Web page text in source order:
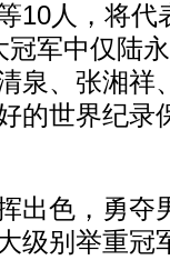
10人，将代
军中仅陆
泉、张湘祥
的世界纪录
色，勇夺
级别举重冠